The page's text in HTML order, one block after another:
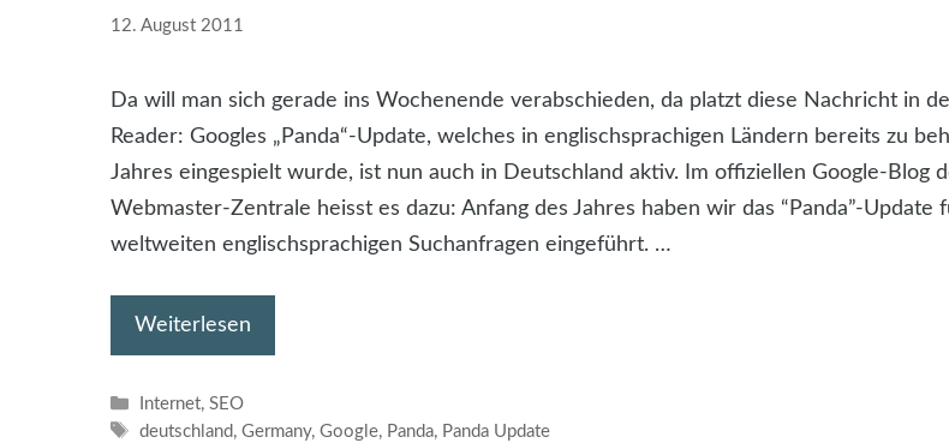
12. August 2011
Da will man sich gerade ins Wochenende verabschieden, da platzt diese Nachricht in
Reader: Googles „Panda“-Update, welches in englischsprachigen Ländern bereits zu
Jahres eingespielt wurde, ist nun auch in Deutschland aktiv. Im offiziellen Google-Blog
Webmaster-Zentrale heisst es dazu: Anfang des Jahres haben wir das “Panda”-Update
weltweiten englischsprachigen Suchanfragen eingeführt. …
Weiterlesen
Kategorien
Internet,SEO
Schlagwörter
deutschland ,Germany,Google, Panda, Panda Update